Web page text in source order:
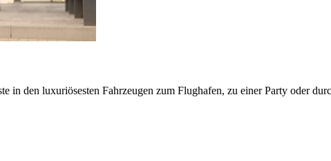
in den luxuriösesten Fahrzeugen zum Flughafen, zu einer Party oder